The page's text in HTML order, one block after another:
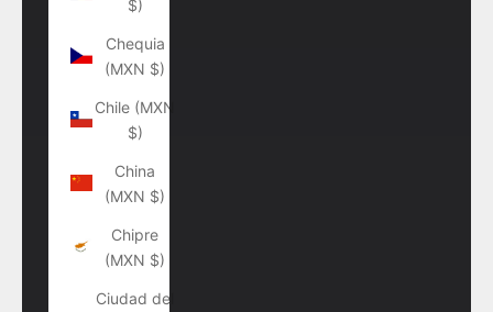
$)
Chequia
(MXN $)
Chile (MXN
$)
China
(MXN $)
Chipre
(MXN $)
Ciudad del